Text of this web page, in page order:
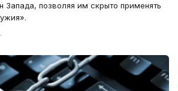
Запада, позволяя им скрыто применять